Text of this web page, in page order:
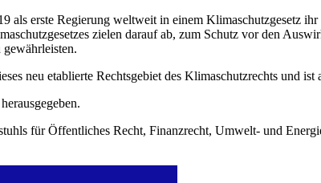
als erste Regierung weltweit in einem Klimaschutzgesetz
zielen darauf ab, zum Schutz vor den
neu etablierte Rechtsgebiet des Klimaschutzrechts und
herausgegeben.
für Öffentliches Recht, Finanzrecht, Umwelt- und